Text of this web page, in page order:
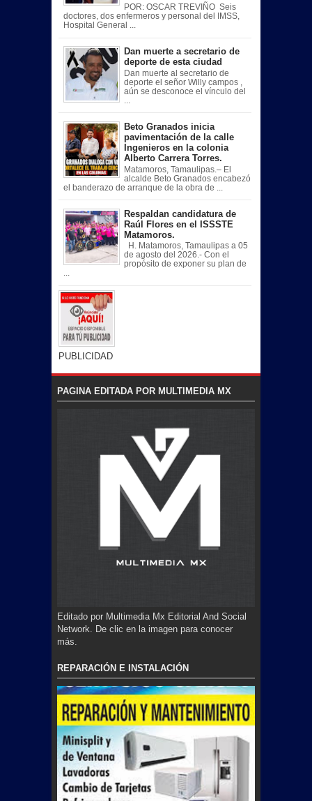
POR: OSCAR TREVIÑO Seis
doctores, dos enfermeros y personal del IMSS,
Hospital General ...
Dan muerte a secretario de
deporte de esta ciudad
Dan muerte al secretario de
deporte el señor Willy campos ,
aún se desconoce el vínculo del
Beto Granados inicia
pavimentación de la calle
Ingenieros en la colonia
Alberto Carrera Torres.
Matamoros, Tamaulipas.– El
alcalde Beto Granados encabezó
el banderazo de arranque de la obra de ...
Respaldan candidatura de
Raúl Flores en el ISSSTE
Matamoros.
H. Matamoros, Tamaulipas a 05
de agosto del 2026.- Con el
propósito de exponer su plan de
PUBLICIDAD
PAGINA EDITADA POR MULTIMEDIA MX
Editado por Multimedia Mx Editorial And Social
Network. De clic en la imagen para conocer
más.
REPARACIÓN E INSTALACIÓN